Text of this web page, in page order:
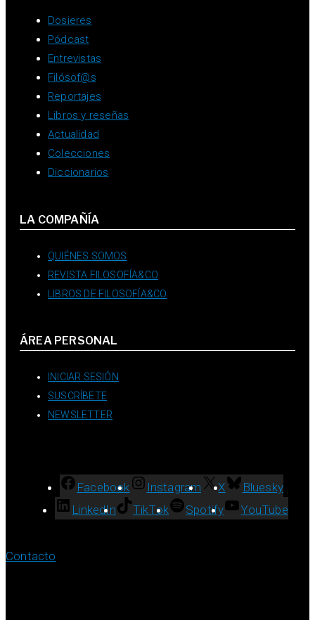
Dosieres
Pódcast
Entrevistas
Filósof@s
Reportajes
Libros y reseñas
Actualidad
Colecciones
Diccionarios
LA COMPAÑÍA
QUIÉNES SOMOS
REVISTA FILOSOFÍA&CO
LIBROS DE FILOSOFÍA&CO
ÁREA PERSONAL
INICIAR SESIÓN
SUSCRÍBETE
NEWSLETTER
Facebook Instagram X
Bluesky
LinkedIn
TikTok Spotify YouTube
Contacto